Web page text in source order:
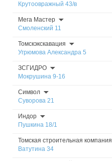
Крутоовражный 43/в
Мега Мастер
Смоленский 11
Томскэкскавация
Угрюмова Александра 5
ЗСГИДРО
Мокрушина 9-16
Символ
Суворова 21
Индор
Пушкина 18/1
Томская строительная компания
Ватутина 34